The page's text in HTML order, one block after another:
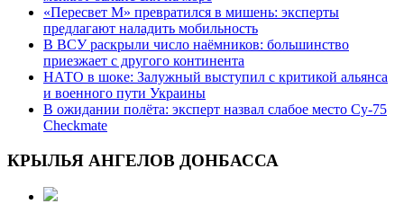
«Пересвет М» превратился в мишень: эксперты
предлагают наладить мобильность
В ВСУ раскрыли число наёмников: большинство
приезжает с другого континента
НАТО в шоке: Залужный выступил с критикой альянса
и военного пути Украины
В ожидании полёта: эксперт назвал слабое место Су-75
Checkmate
КРЫЛЬЯ АНГЕЛОВ ДОНБАССА